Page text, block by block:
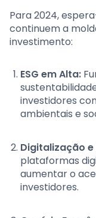
Para 2024,
continuem a
investimento:
ESG em Alta:
investidores
ambientais e
Digitalização e
plataformas
aumentar o
investidores.